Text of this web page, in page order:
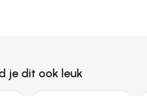
je dit ook leuk